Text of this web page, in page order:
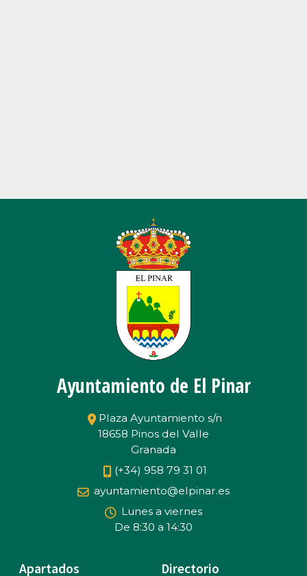
Ayuntamiento de El Pinar
Plaza Ayuntamiento s/n
18658 Pinos del Valle
Granada
(+34) 958 79 31 01
ayuntamiento@elpinar.es
Lunes a viernes
De 8:30 a 14:30
Apartados Directorio